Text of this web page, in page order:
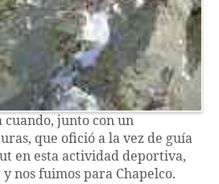
junto con un
que ofició a la vez de guía
en esta actividad deportiva,
nos fuimos para Chapelco.